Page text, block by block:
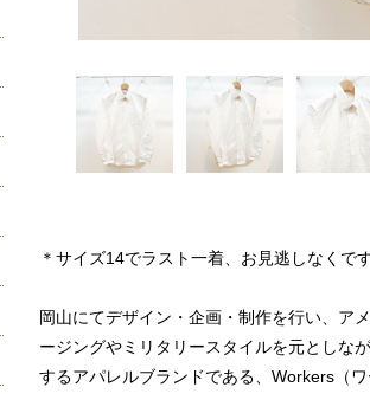
＊サイズ14でラスト一着、お見逃しなくです
岡山にてデザイン・企画・制作を行い、ア
ージングやミリタリースタイルを元としな
するアパレルブランドである、Workers（ワ